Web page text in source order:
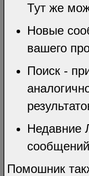
Тут же
Новые
вашего
Поиск -
Недавние
Помошник